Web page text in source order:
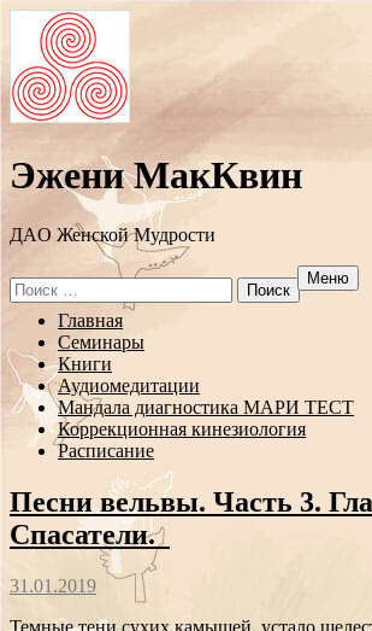
Эжени МакКвин
ДAO Женской Мудрости
Search
for:
Меню
Перейти
содержанию
Главная
Семинары
Книги
Аудиомедитации
Мандала диагностика МАРИ ТЕСТ
Коррекционная кинезиология
Расписание
Песни вельвы. Часть 3.
Спасатели.
31.01.2019
Темные тени сухих камышей, устало